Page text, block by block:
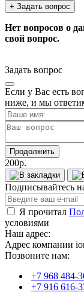
+ Задать вопрос
Нет вопросов о
свой вопрос.
Задать вопрос
Если у Вас есть
ниже, и мы
Продолжить
200р.
Подписывайтесь
Я прочитал
условиями
Наш адрес:
Адрес компании
Позвоните нам:
+7 968 484-
+7 916 616-